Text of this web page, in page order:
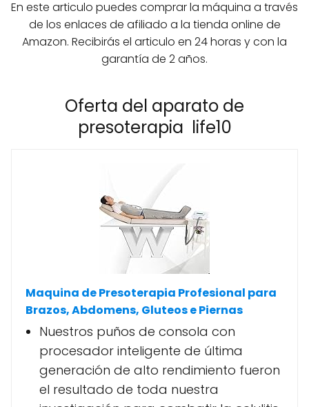
En este articulo puedes comprar la máquina a través
de los enlaces de afiliado a la tienda online de
Amazon. Recibirás el articulo en 24 horas y con la
garantía de 2 años.
Oferta del aparato de
presoterapia life10
Maquina de Presoterapia Profesional para
Brazos, Abdomens, Gluteos e Piernas
Nuestros puños de consola con
procesador inteligente de última
generación de alto rendimiento fueron
el resultado de toda nuestra